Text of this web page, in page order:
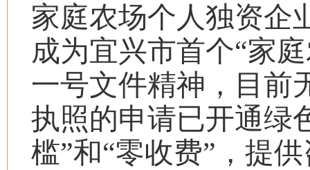
家庭农场个人独资企
成为宜兴市首个“家
一号文件精神，目前
执照的申请已开通绿
槛”和“零收费” ，提